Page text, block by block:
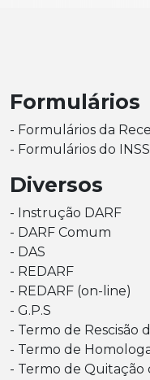
Formulários
- Formulários da
- Formulários do INSS
Diversos
- Instrução DARF
- DARF Comum
- DAS
- REDARF
- REDARF (on-line)
- G.P.S
- Termo de Rescisão
- Termo de
- Termo de Quitação